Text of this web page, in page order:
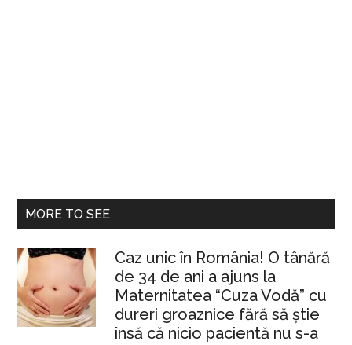
MORE TO SEE
Caz unic în România! O tânără
de 34 de ani a ajuns la
Maternitatea “Cuza Vodă” cu
dureri groaznice fără să ştie
însă că nicio pacientă nu s-a